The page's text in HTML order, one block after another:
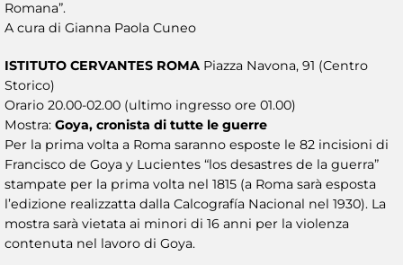
Romana”.
A cura di Gianna Paola Cuneo
ISTITUTO CERVANTES ROMA Piazza Navona, 91 (Centro
Storico)
Orario 20.00-02.00 (ultimo ingresso ore 01.00)
Mostra: Goya, cronista di tutte le guerre
Per la prima volta a Roma saranno esposte le 82 incisioni di
Francisco de Goya y Lucientes “los desastres de la guerra”
stampate per la prima volta nel 1815 (a Roma sarà esposta
l’edizione realizzatta dalla Calcografía Nacional nel 1930). La
mostra sarà vietata ai minori di 16 anni per la violenza
contenuta nel lavoro di Goya.